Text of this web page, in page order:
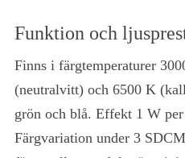
Funktion och
Finns i färgtemperaturer
(neutralvitt) och 6500 K
grön och blå. Effekt 1 W
Färgvariation under 3